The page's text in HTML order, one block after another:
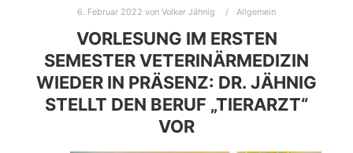
6. Februar 2022 von Volker Jähnig Allgemein
VORLESUNG IM ERSTEN
SEMESTER VETERINÄRMEDIZIN
WIEDER IN PRÄSENZ: DR. JÄHNIG
STELLT DEN BERUF „TIERARZT“
VOR